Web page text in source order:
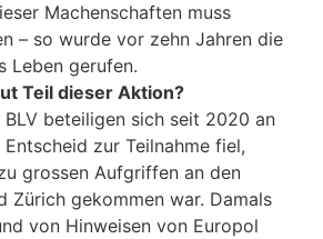
Machenschaften muss
– so wurde vor zehn Jahren die
Leben gerufen.
Teil dieser Aktion?
BLV beteiligen sich seit 2020 an
zur Teilnahme fiel,
grossen Aufgriffen an den
Zürich gekommen war. Damals
von Hinweisen von Europol